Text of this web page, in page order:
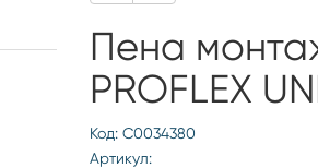
Пена
PROFLEX
Код: С0034380
Артикул: